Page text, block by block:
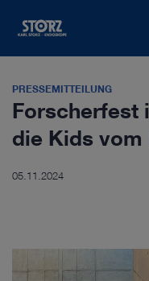
PRESSEMITTEILUNG
Forscherfest
die Kids vom
05.11.2024